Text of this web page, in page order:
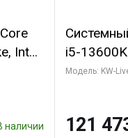
Intel
наличии
i5-
7, C14
3xDP /
Модель: KW-
121